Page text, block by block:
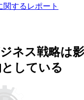
するレポート
ネス戦略は
している